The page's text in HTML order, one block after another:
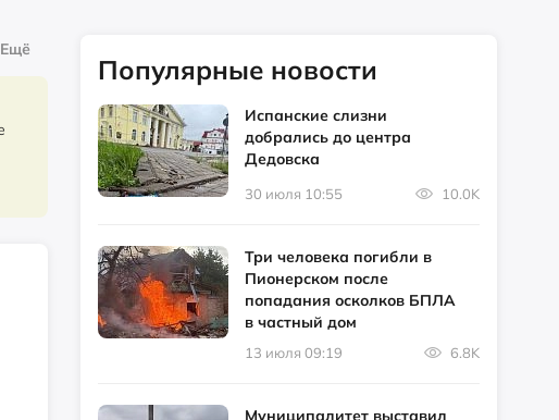
Ещё
Популярные новости
Испанские слизни
добрались до центра
Дедовска
30 июля 10:55 10.0K
Три человека погибли в
Пионерском после
попадания осколков БПЛА
в частный дом
13 июля 09:19 6.8K
Муниципалитет выставил